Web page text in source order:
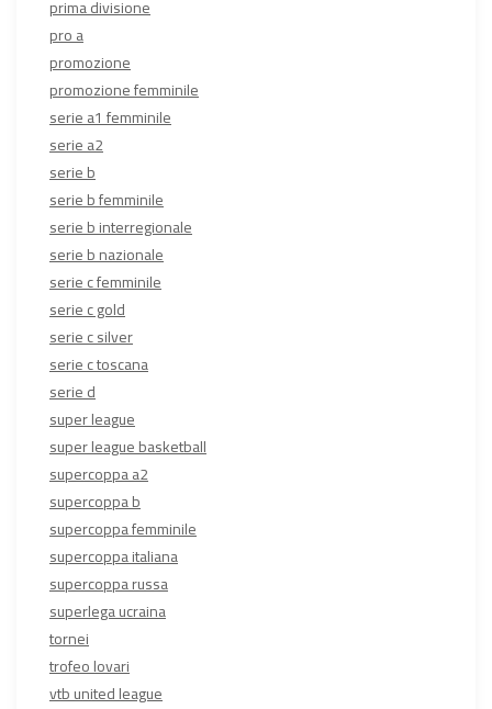
prima divisione
pro a
promozione
promozione femminile
serie a1 femminile
serie a2
serie b
serie b femminile
serie b interregionale
serie b nazionale
serie c femminile
serie c gold
serie c silver
serie c toscana
serie d
super league
super league basketball
supercoppa a2
supercoppa b
supercoppa femminile
supercoppa italiana
supercoppa russa
superlega ucraina
tornei
trofeo lovari
vtb united league